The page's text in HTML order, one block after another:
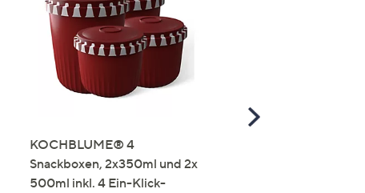
KOCHBLUME® 4
Snackboxen, 2x350ml und 2x
500ml inkl. 4 Ein-Klick-
Scroll